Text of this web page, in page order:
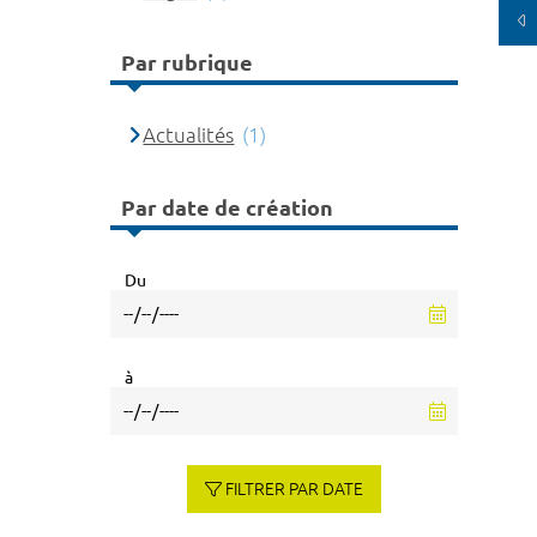
Par rubrique
Actualités (1)
Par date de création
Du
à
FILTRER PAR DATE